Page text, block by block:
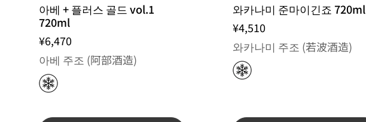
아베 + 플러스 골드 vol.1
720ml
¥6,470
아베 주조 (阿部酒造)
와카나미 준마이긴죠 720ml
¥4,510
와카나미 주조 (若波酒造)